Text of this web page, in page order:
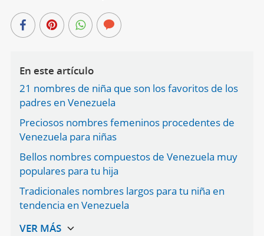
En este artículo
21 nombres de niña que son los favoritos de los
padres en Venezuela
Preciosos nombres femeninos procedentes de
Venezuela para niñas
Bellos nombres compuestos de Venezuela muy
populares para tu hija
Tradicionales nombres largos para tu niña en
tendencia en Venezuela